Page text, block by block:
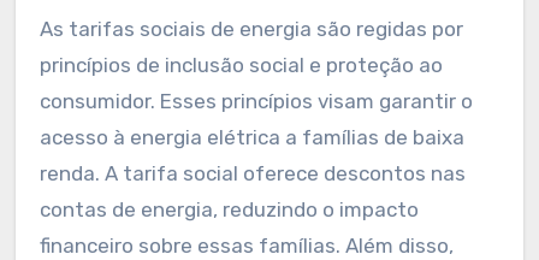
As tarifas sociais de energia são regidas por
princípios de inclusão social e proteção ao
consumidor. Esses princípios visam garantir o
acesso à energia elétrica a famílias de baixa
renda. A tarifa social oferece descontos nas
contas de energia, reduzindo o impacto
financeiro sobre essas famílias. Além disso,